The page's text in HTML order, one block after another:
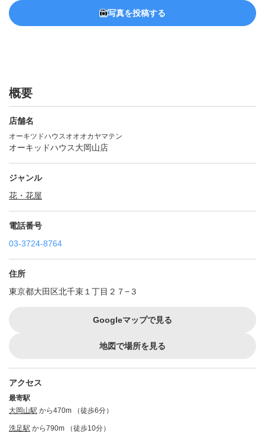
写真を投稿する
概要
店舗名
オーキツドハウスオオオカヤマテン
オーキッドハウス大岡山店
ジャンル
花・花屋
電話番号
03-3724-8764
住所
東京都大田区北千束１丁目２７−３
Googleマップで見る
地図で場所を見る
アクセス
最寄駅
大岡山駅 から470m （徒歩6分）
洗足駅 から790m （徒歩10分）